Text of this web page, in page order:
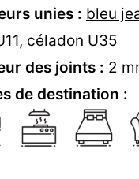
unies : bleu
, céladon U35
des joints : 2
de destination :